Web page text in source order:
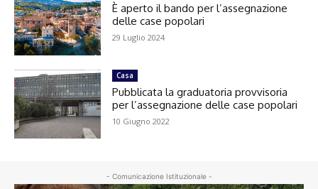
È aperto il bando per l’assegnazione
delle case popolari
29 Luglio 2024
Casa
Pubblicata la graduatoria provvisoria
per l’assegnazione delle case popolari
10 Giugno 2022
- Comunicazione Istituzionale -